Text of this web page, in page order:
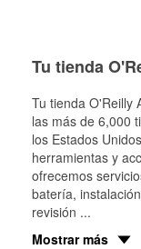
Tu tienda
Tu tienda O'Reilly
las más de 6,000
los Estados
herramientas y
ofrecemos
batería,
revisión ...
Mostrar más